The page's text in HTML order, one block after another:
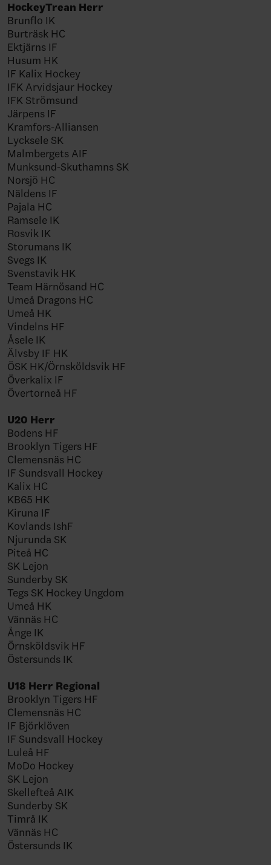
HockeyTrean Herr
Brunflo IK
Burträsk HC
Ektjärns IF
Husum HK
IF Kalix Hockey
IFK Arvidsjaur Hockey
IFK Strömsund
Järpens IF
Kramfors-Alliansen
Lycksele SK
Malmbergets AIF
Munksund-Skuthamns SK
Norsjö HC
Näldens IF
Pajala HC
Ramsele IK
Rosvik IK
Storumans IK
Svegs IK
Svenstavik HK
Team Härnösand HC
Umeå Dragons HC
Umeå HK
Vindelns HF
Åsele IK
Älvsby IF HK
ÖSK HK/Örnsköldsvik HF
Överkalix IF
Övertorneå HF
U20 Herr
Bodens HF
Brooklyn Tigers HF
Clemensnäs HC
IF Sundsvall Hockey
Kalix HC
KB65 HK
Kiruna IF
Kovlands IshF
Njurunda SK
Piteå HC
SK Lejon
Sunderby SK
Tegs SK Hockey Ungdom
Umeå HK
Vännäs HC
Ånge IK
Örnsköldsvik HF
Östersunds IK
U18 Herr Regional
Brooklyn Tigers HF
Clemensnäs HC
IF Björklöven
IF Sundsvall Hockey
Luleå HF
MoDo Hockey
SK Lejon
Skellefteå AIK
Sunderby SK
Timrå IK
Vännäs HC
Östersunds IK